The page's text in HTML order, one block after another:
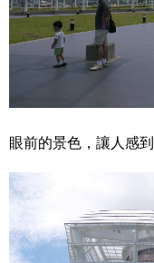
眼前的景色，讓人感到